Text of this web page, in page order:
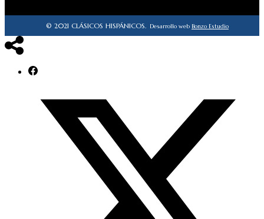
© 2021 CLÁSICOS HISPÁNICOS. Desarrollo web Bonzo Estudio